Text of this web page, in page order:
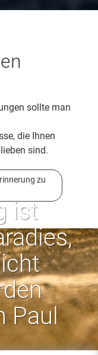
sollte man
die Ihnen
sind.
zu
ist
Paul